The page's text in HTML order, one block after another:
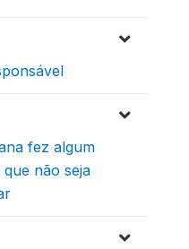
fez algum
não seja